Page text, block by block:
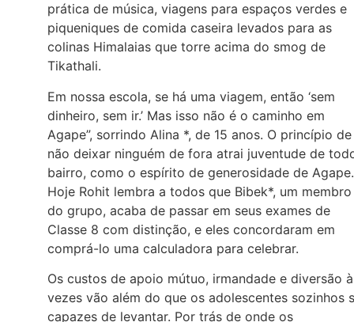
prática de música, viagens para espaços verdes e
piqueniques de comida caseira levados para as
colinas Himalaias que torre acima do smog de
Tikathali.
Em nossa escola, se há uma viagem, então ‘sem
dinheiro, sem ir.’ Mas isso não é o caminho em
Agape”, sorrindo Alina *, de 15 anos. O princípio de
não deixar ninguém de fora atrai juventude de
bairro, como o espírito de generosidade de Agape.
Hoje Rohit lembra a todos que Bibek*, um membro
do grupo, acaba de passar em seus exames de
Classe 8 com distinção, e eles concordaram em
comprá-lo uma calculadora para celebrar.
Os custos de apoio mútuo, irmandade e diversão
vezes vão além do que os adolescentes sozinhos
capazes de levantar. Por trás de onde os